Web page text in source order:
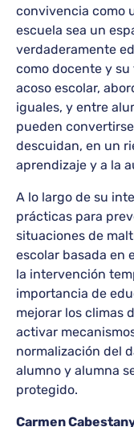
convivencia como
escuela sea un
verdaderamente
como docente y
acoso escolar,
iguales, y entre
pueden
descuidan, en un
aprendizaje y a la
A lo largo de su
prácticas para
situaciones de
escolar basada en
la intervención
importancia de
mejorar los climas
activar
normalización del
alumno y alumna
protegido.
Carmen